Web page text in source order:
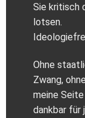
Sie kritisch
lotsen.
Ohne
Zwang,
meine
dankbar für